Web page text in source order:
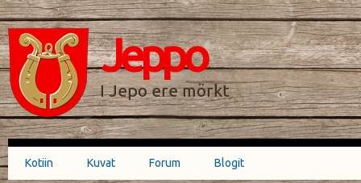
Hyppää
pääsisältöön
Skip to
navigation
Jeppo
I Jepo ere mörkt
HAKULOMAKE
Päävalikko
Kotiin Kuvat Forum Blogit